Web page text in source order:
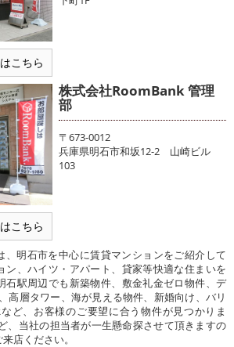
こちら
こちら
株式会社RoomBank 管理
部
〒673-0012
兵庫県明石市和坂12-2 山崎ビル
103
、明石市を中心に賃貸マンションをご紹介して
ン、ハイツ・アパート、貸家等快適な住まいを
石駅周辺でも新築物件、敷金礼金ゼロ物件、デ
高層タワー、海が見える物件、新婚向け、バリ
ど、お客様のご要望に合う物件が見つかりま
、当社の担当者が一生懸命探させて頂きますの
店ください。